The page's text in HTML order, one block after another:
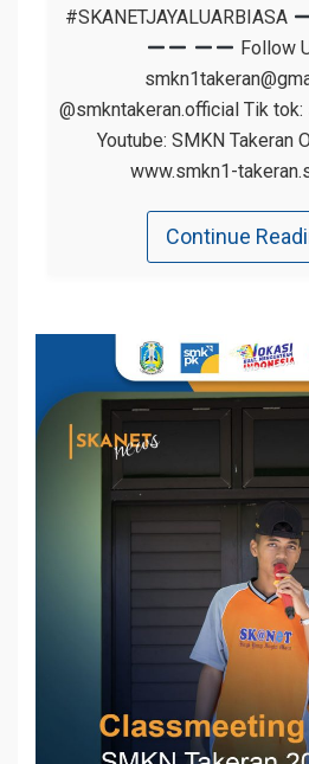
#SKANETJAYALUARBIASA
Follow
@smkntakeran.official Tik
Youtube: SMKN Takeran
www.smkn1-
Continue